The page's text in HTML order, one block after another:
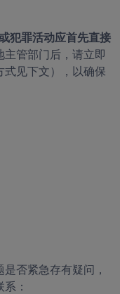
犯罪活动应首先直接
主管部门后，请立即
式见下文），以确保
否紧急存有疑问，
：